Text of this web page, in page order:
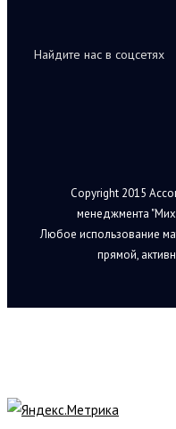
Найдите нас в соцсетях
Copyright 2015
менеджмента
Любое использование
прямой,